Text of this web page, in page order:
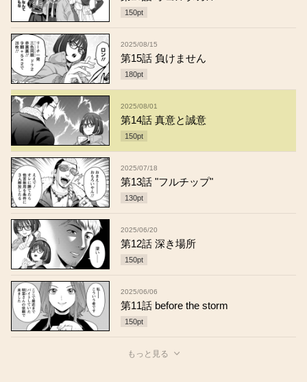
150pt
2025/08/15
第15話 負けません
180pt
2025/08/01
第14話 真意と誠意
150pt
2025/07/18
第13話 "フルチップ"
130pt
2025/06/20
第12話 深き場所
150pt
2025/06/06
第11話 before the storm
150pt
もっと見る